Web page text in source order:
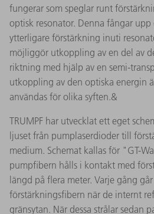
fungerar som speglar runt
optisk resonator. Denna fångar
ytterligare förstärkning inuti
möjliggör utkoppling av en del av
riktning med hjälp av en semi-
utkoppling av den optiska energin
användas för olika syften.&
TRUMPF har utvecklat ett eget
ljuset från pumplaserdioder till
medium. Schemat kallas för "GT-
pumpfibern hålls i kontakt med
längd på flera meter. Varje gång
förstärkningsfibern när de internt
gränsytan. När dessa strålar sedan